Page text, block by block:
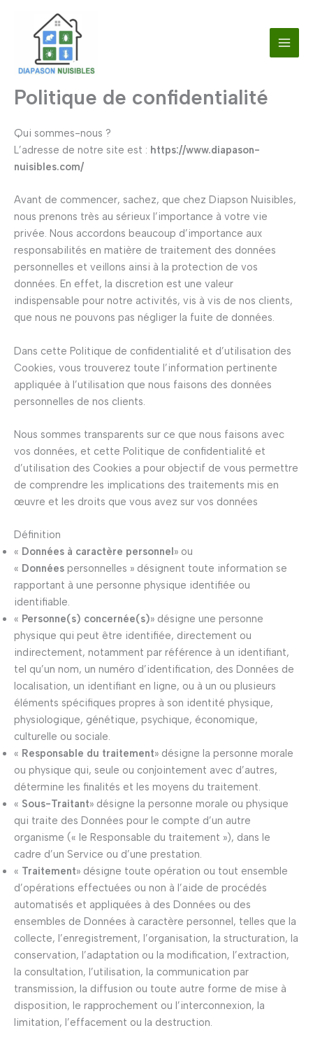
contenu
Politique de confidentialité
Qui sommes-nous ?
L’adresse de notre site est : https://www.diapason-
nuisibles.com/
Avant de commencer, sachez, que chez Diapson Nuisibles,
nous prenons très au sérieux l’importance à votre vie
privée. Nous accordons beaucoup d’importance aux
responsabilités en matière de traitement des données
personnelles et veillons ainsi à la protection de vos
données. En effet, la discretion est une valeur
indispensable pour notre activités, vis à vis de nos clients,
que nous ne pouvons pas négliger la fuite de données.
Dans cette Politique de confidentialité et d’utilisation des
Cookies, vous trouverez toute l’information pertinente
appliquée à l’utilisation que nous faisons des données
personnelles de nos clients.
Nous sommes transparents sur ce que nous faisons avec
vos données, et cette Politique de confidentialité et
d’utilisation des Cookies a pour objectif de vous permettre
de comprendre les implications des traitements mis en
œuvre et les droits que vous avez sur vos données
Définition
« Données à caractère personnel » ou
« Données personnelles » désignent toute information se
rapportant à une personne physique identifiée ou
identifiable.
« Personne(s) concernée(s)» désigne une personne
physique qui peut être identifiée, directement ou
indirectement, notamment par référence à un identifiant,
tel qu’un nom, un numéro d’identification, des Données de
localisation, un identifiant en ligne, ou à un ou plusieurs
éléments spécifiques propres à son identité physique,
physiologique, génétique, psychique, économique,
culturelle ou sociale.
« Responsable du traitement» désigne la personne morale
ou physique qui, seule ou conjointement avec d’autres,
détermine les finalités et les moyens du traitement.
« Sous-Traitant» désigne la personne morale ou physique
qui traite des Données pour le compte d’un autre
organisme (« le Responsable du traitement »), dans le
cadre d’un Service ou d’une prestation.
« Traitement» désigne toute opération ou tout ensemble
d’opérations effectuées ou non à l’aide de procédés
automatisés et appliquées à des Données ou des
ensembles de Données à caractère personnel, telles que la
collecte, l’enregistrement, l’organisation, la structuration, la
conservation, l’adaptation ou la modification, l’extraction,
la consultation, l’utilisation, la communication par
transmission, la diffusion ou toute autre forme de mise à
disposition, le rapprochement ou l’interconnexion, la
limitation, l’effacement ou la destruction.